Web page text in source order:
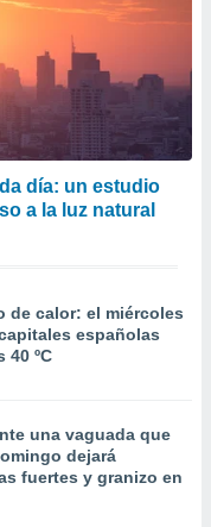
día: un estudio
a la luz natural
de calor: el miércoles
españolas
40 ºC
una vaguada que
dejará
fuertes y granizo en